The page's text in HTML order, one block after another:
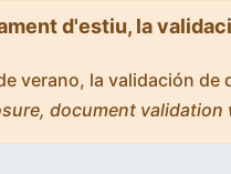
d'estiu, la
verano, la validación
document